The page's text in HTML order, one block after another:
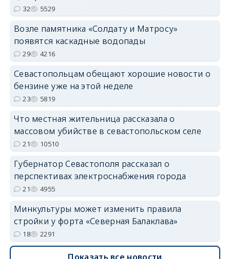
32 5529
Возле памятника «Солдату и Матросу»
появятся каскадные водопады
29 4216
Севастопольцам обещают хорошие новости о
бензине уже на этой неделе
23 5819
Что местная жительница рассказала о
массовом убийстве в севастопольском селе
21 10510
Губернатор Севастополя рассказал о
перспективах электроснабжения города
21 4955
Минкультуры может изменить правила
стройки у форта «Северная Балаклава»
18 2291